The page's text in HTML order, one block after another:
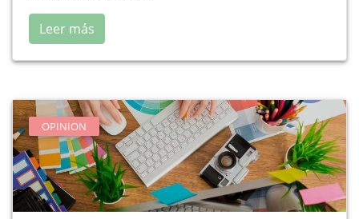
Leer más
OPINION